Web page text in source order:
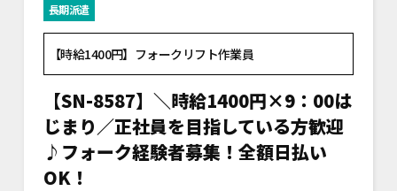
長期派遣
【時給1400円】フォークリフト作業員
【SN-8587】＼時給1400円×9：00は
じまり／正社員を目指している方歓迎
♪フォーク経験者募集！全額日払い
OK！